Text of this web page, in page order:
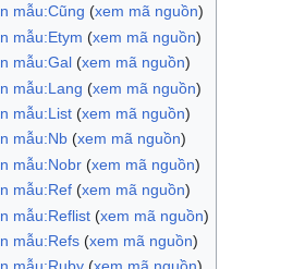
mẫu:Cũng (xem mã nguồn)
mẫu:Etym (xem mã nguồn)
mẫu:Gal(xem mã nguồn)
mẫu:Lang (xem mã nguồn)
mẫu:List(xem mã nguồn)
mẫu:Nb(xem mã nguồn)
mẫu:Nobr(xem mã nguồn)
mẫu:Ref(xem mã nguồn)
mẫu:Reflist(xem mã nguồn)
mẫu:Refs(xem mã nguồn)